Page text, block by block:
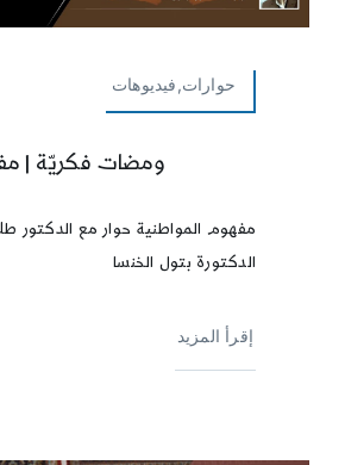
حوارات,فيديوهات
ومضات فكريّة |
مفهوم المواطنية حوار مع الدكتور
الدكتورة بتول الخنسا
إقرأ المزيد